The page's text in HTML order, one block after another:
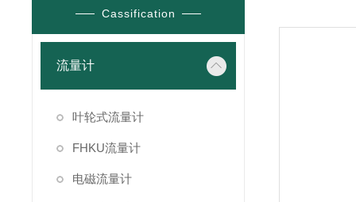
Cassification
流量计
叶轮式流量计
FHKU流量计
电磁流量计